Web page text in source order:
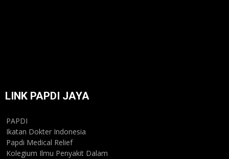
LINK PAPDI JAYA
PAPDI
Ikatan Dokter Indonesia
Papdi Medical Relief
Kolegium Ilmu Penyakit Dalam